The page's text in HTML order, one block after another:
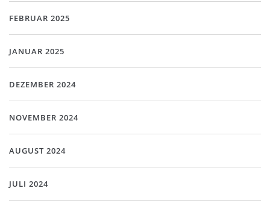
FEBRUAR 2025
JANUAR 2025
DEZEMBER 2024
NOVEMBER 2024
AUGUST 2024
JULI 2024